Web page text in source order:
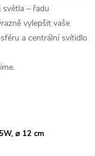
– řadu
vylepšit vaše
a centrální svítidlo
⌀ 12 cm